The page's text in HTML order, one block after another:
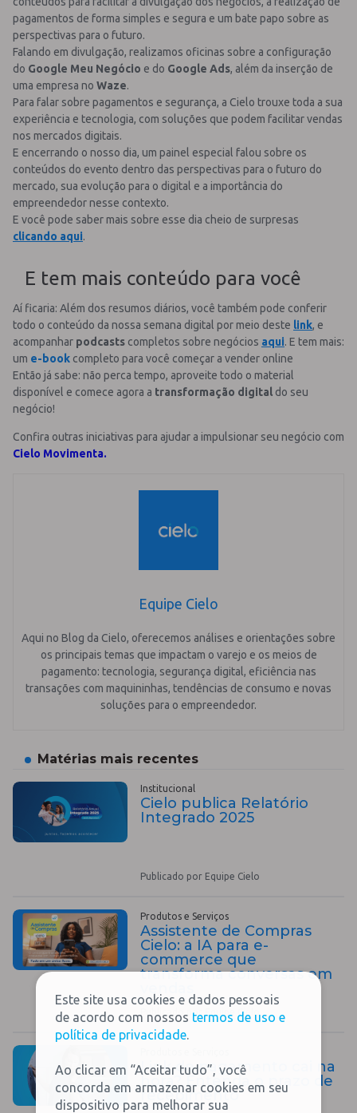
pagamentos de forma simples e segura e um bate papo sobre as
perspectivas para o futuro.
Falando em divulgação, realizamos oficinas sobre a configuração
do Google Meu Negócio e do Google Ads, além da inserção de
uma empresa no Waze.
Para falar sobre pagamentos e segurança, a Cielo trouxe toda a sua
experiência e tecnologia, com soluções que podem facilitar vendas
nos mercados digitais.
E encerrando o nosso dia, um painel especial falou sobre os
conteúdos do evento dentro das perspectivas para o futuro do
mercado, sua evolução para o digital e a importância do
empreendedor nesse contexto.
E você pode saber mais sobre esse dia cheio de surpresas
clicando aqui.
E tem mais conteúdo para você
Aí ficaria: Além dos resumos diários, você também pode conferir
todo o conteúdo da nossa semana digital por meio deste link, e
acompanhar podcasts completos sobre negócios aqui. E tem mais:
um e-book completo para você começar a vender online
Então já sabe: não perca tempo, aproveite todo o material
disponível e comece agora a transformação digital do seu
negócio!
Confira outras iniciativas para ajudar a impulsionar seu negócio com
Cielo Movimenta.
Equipe Cielo
Aqui no Blog da Cielo, oferecemos análises e orientações sobre
os principais temas que impactam o varejo e os meios de
pagamento: tecnologia, segurança digital, eficiência nas
transações com maquininhas, tendências de consumo e novas
soluções para o empreendedor.
Matérias mais recentes
Institucional
Cielo publica Relatório
Integrado 2025
Publicado por Equipe Cielo
Produtos e Serviços
Assistente de Compras
Cielo: a IA para e-
commerce que
transforma conversas em
Publicado por Equipe Cielo
Link de pagamento cai na
hora? Entenda o prazo de
recebimento
Este site usa cookies e dados pessoais
de acordo com nossos termos de uso e
política de privacidade.
Ao clicar em “Aceitar tudo”, você
concorda em armazenar cookies em seu
dispositivo para melhorar sua